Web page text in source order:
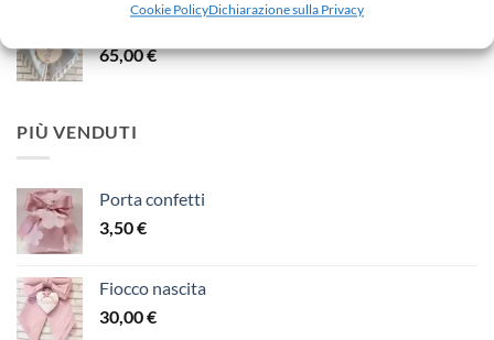
Cookie PolicyDichiarazione sulla Privacy
65,00€
PIÙ VENDUTI
Porta confetti
3,50€
Fiocco nascita
30,00€